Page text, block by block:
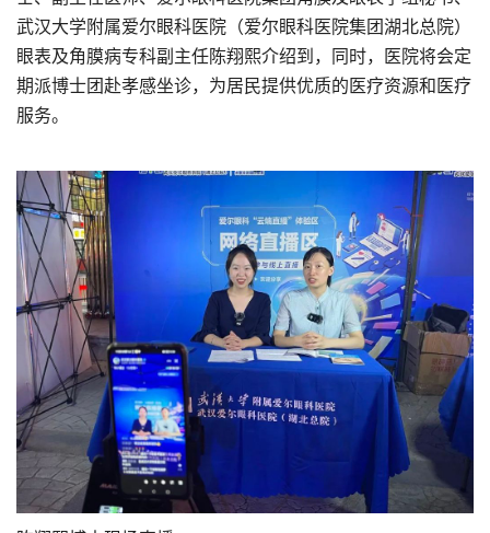
武汉大学附属爱尔眼科医院（爱尔眼科医院集团湖北总院）
眼表及角膜病专科副主任陈翔熙介绍到，同时，医院将会定
期派博士团赴孝感坐诊，为居民提供优质的医疗资源和医疗
服务。